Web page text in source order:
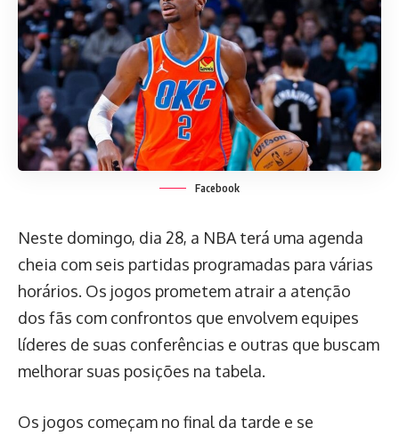
Facebook
Neste domingo, dia 28, a NBA terá uma agenda
cheia com seis partidas programadas para várias
horários. Os jogos prometem atrair a atenção
dos fãs com confrontos que envolvem equipes
líderes de suas conferências e outras que buscam
melhorar suas posições na tabela.
Os jogos começam no final da tarde e se